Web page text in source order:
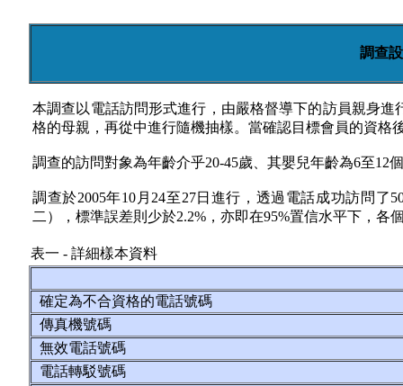
調查
本調查以電話訪問形式進行，由嚴格督導下的訪員親身
格的母親，再從中進行隨機抽樣。當確認目標會員的資格
調查的訪問對象為年齡介乎20-45歲、其嬰兒年齡為6至12
調查於2005年10月24至27日進行，透過電話成功訪問了
二），標準誤差則少於2.2%，亦即在95%置信水平下，各
表一 - 詳細樣本資料
確定為不合資格的電話號碼
傳真機號碼
無效電話號碼
電話轉駁號碼